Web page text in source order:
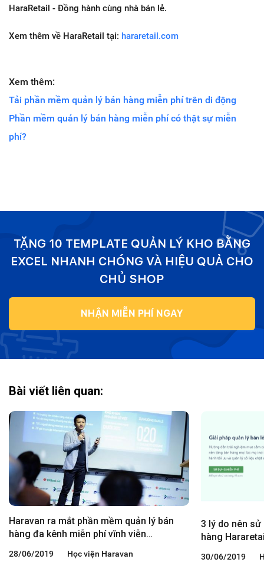
HaraRetail - Đồng hành cùng nhà bán lẻ.
Xem thêm về HaraRetail tại: hararetail.com
Xem thêm:
Tải phần mềm quản lý bán hàng miễn phí trên di động
Phần mềm quản lý bán hàng miễn phí có thật sự miễn
phí?
TẶNG 10 TEMPLATE QUẢN LÝ KHO BẰNG
EXCEL NHANH CHÓNG VÀ HIỆU QUẢ CHO
CHỦ SHOP
NHẬN MIỄN PHÍ NGAY
Bài viết liên quan:
Haravan ra mắt phần mềm quản lý bán
hàng đa kênh miễn phí vĩnh viễn
28/06/2019 Học viện Haravan
3 lý do nên sử
hàng
30/06/2019